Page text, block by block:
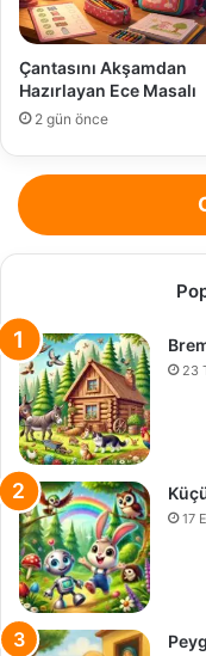
Çantasını Akşamdan
Hazırlayan Ece Masalı
2 gün önce
23
17